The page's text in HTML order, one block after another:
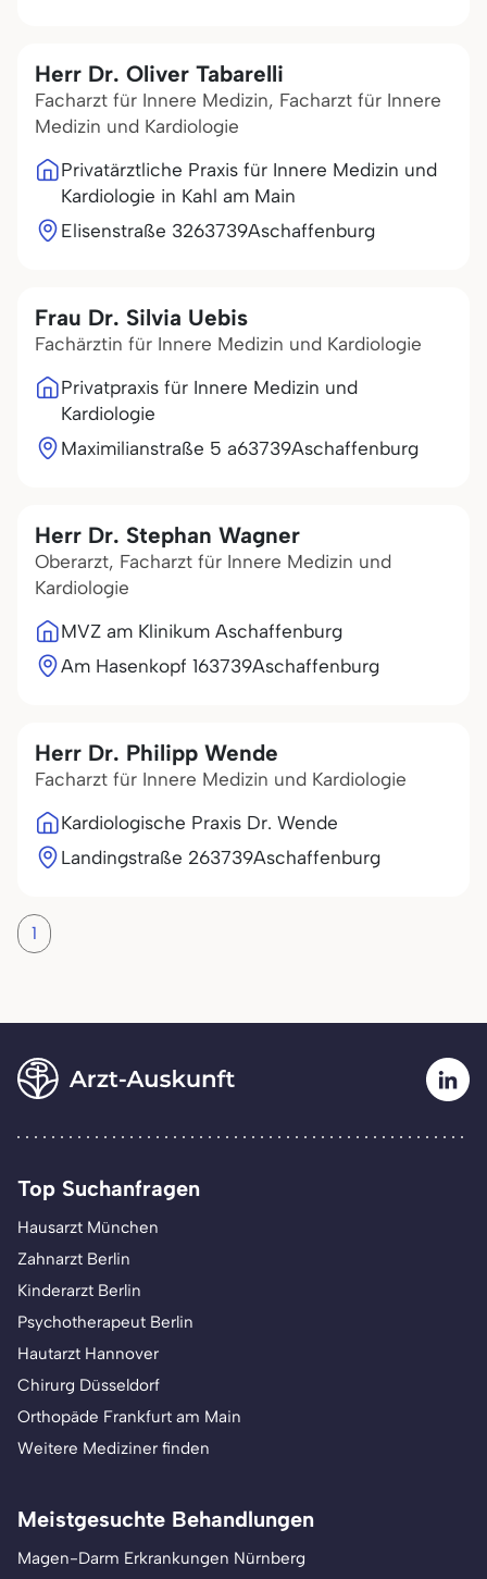
Herr Dr. Oliver Tabarelli
Facharzt für Innere Medizin, Facharzt für Innere
Medizin und Kardiologie
Privatärztliche Praxis für Innere Medizin und
Kardiologie in Kahl am Main
Elisenstraße 3263739Aschaffenburg
Frau Dr. Silvia Uebis
Fachärztin für Innere Medizin und Kardiologie
Privatpraxis für Innere Medizin und
Kardiologie
Maximilianstraße 5 a63739Aschaffenburg
Herr Dr. Stephan Wagner
Oberarzt, Facharzt für Innere Medizin und
Kardiologie
MVZ am Klinikum Aschaffenburg
Am Hasenkopf 163739Aschaffenburg
Herr Dr. Philipp Wende
Facharzt für Innere Medizin und Kardiologie
Kardiologische Praxis Dr. Wende
Landingstraße 263739Aschaffenburg
1
Top Suchanfragen
Hausarzt München
Zahnarzt Berlin
Kinderarzt Berlin
Psychotherapeut Berlin
Hautarzt Hannover
Chirurg Düsseldorf
Orthopäde Frankfurt am Main
Weitere Mediziner finden
Meistgesuchte Behandlungen
Magen-Darm Erkrankungen Nürnberg